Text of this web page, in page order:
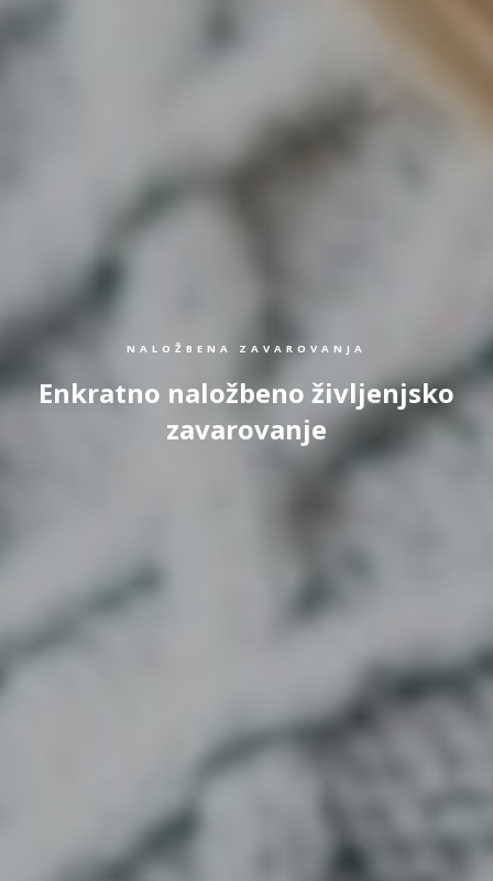
NALOŽBENA ZAVAROVANJA
Enkratno naložbeno življenjsko
zavarovanje